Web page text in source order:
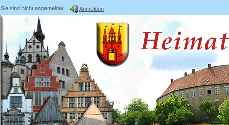
Sie sind nicht angemeldet. Anmelden